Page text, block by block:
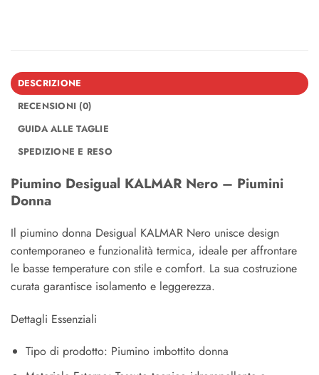
DESCRIZIONE
RECENSIONI (0)
GUIDA ALLE TAGLIE
SPEDIZIONE E RESO
Piumino Desigual KALMAR Nero – Piumini
Donna
Il piumino donna Desigual KALMAR Nero unisce design
contemporaneo e funzionalità termica, ideale per affrontare
le basse temperature con stile e comfort. La sua costruzione
curata garantisce isolamento e leggerezza.
Dettagli Essenziali
Tipo di prodotto: Piumino imbottito donna